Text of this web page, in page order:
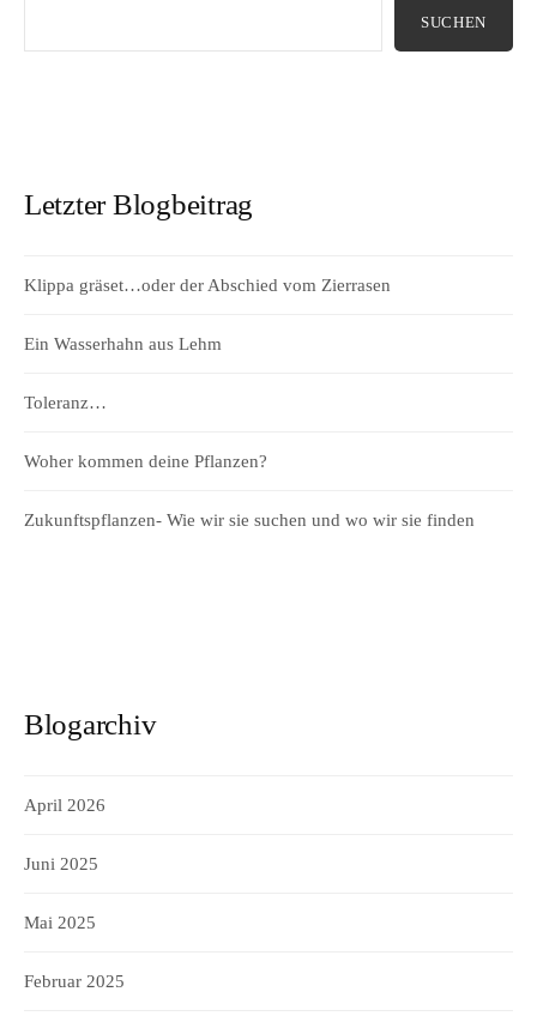
SUCHEN
Letzter Blogbeitrag
Klippa gräset…oder der Abschied vom Zierrasen
Ein Wasserhahn aus Lehm
Toleranz…
Woher kommen deine Pflanzen?
Zukunftspflanzen- Wie wir sie suchen und wo wir sie finden
Blogarchiv
April 2026
Juni 2025
Mai 2025
Februar 2025